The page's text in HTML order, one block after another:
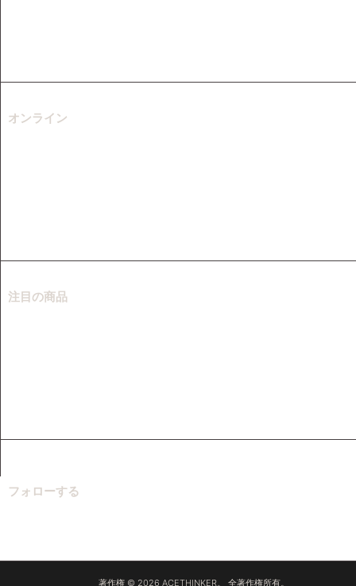
オンライン
注目の商品
フォローする
著作権 © 2026 ACETHINKER。 全著作権所有。